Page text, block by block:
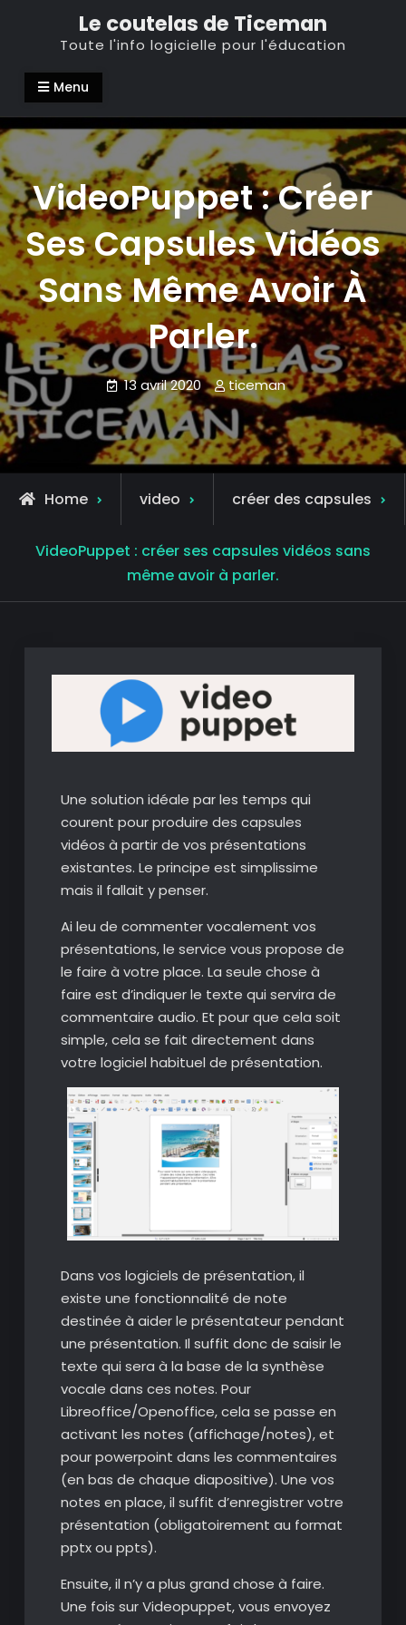
Le coutelas de Ticeman
Toute l'info logicielle pour l'éducation
Menu
VideoPuppet : Créer
Ses Capsules Vidéos
Sans Même Avoir À
Parler.
13 avril 2020 ticeman
Home video créer des capsules
VideoPuppet : créer ses capsules vidéos sans
même avoir à parler.
Une solution idéale par les temps qui
courent pour produire des capsules
vidéos à partir de vos présentations
existantes. Le principe est simplissime
mais il fallait y penser.
Ai leu de commenter vocalement vos
présentations, le service vous propose de
le faire à votre place. La seule chose à
faire est d’indiquer le texte qui servira de
commentaire audio. Et pour que cela soit
simple, cela se fait directement dans
votre logiciel habituel de présentation.
Dans vos logiciels de présentation, il
existe une fonctionnalité de note
destinée à aider le présentateur pendant
une présentation. Il suffit donc de saisir le
texte qui sera à la base de la synthèse
vocale dans ces notes. Pour
Libreoffice/Openoffice, cela se passe en
activant les notes (affichage/notes), et
pour powerpoint dans les commentaires
(en bas de chaque diapositive). Une vos
notes en place, il suffit d’enregistrer votre
présentation (obligatoirement au format
pptx ou ppts).
Ensuite, il n’y a plus grand chose à faire.
Une fois sur Videopuppet, vous envoyez